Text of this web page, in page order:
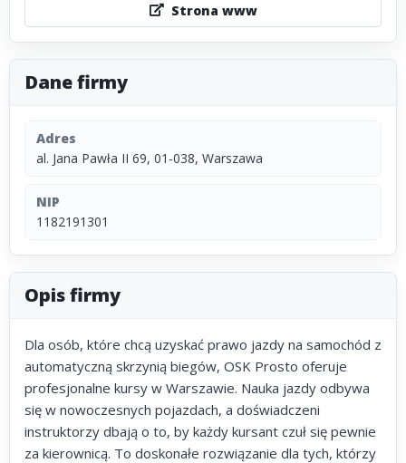
Strona www
Dane firmy
Adres
al. Jana Pawła II 69, 01-038, Warszawa
NIP
1182191301
Opis firmy
Dla osób, które chcą uzyskać prawo jazdy na samochód z
automatyczną skrzynią biegów, OSK Prosto oferuje
profesjonalne kursy w Warszawie. Nauka jazdy odbywa
się w nowoczesnych pojazdach, a doświadczeni
instruktorzy dbają o to, by każdy kursant czuł się pewnie
za kierownicą. To doskonałe rozwiązanie dla tych, którzy